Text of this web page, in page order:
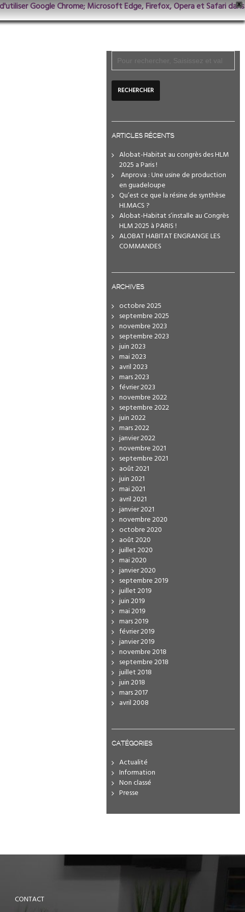
X
Google Chrome; Microsoft Edge, Firefox, Opera et Safari dans
ARTICLES RÉCENTS
Alobat-Habitat au congrès des HLM
2025 a Paris !
️ Anprova : Une usine de production
en guadeloupe
Qu’est ce que la résine de synthèse
HI.MACS ?
Alobat-Habitat s’installe au Congrès
HLM 2025 à PARIS !
ALOBAT HABITAT ENGRANGE LES
COMMANDES
ARCHIVES
octobre 2025
septembre 2025
novembre 2023
septembre 2023
juin 2023
mai 2023
avril 2023
mars 2023
février 2023
novembre 2022
septembre 2022
juin 2022
mars 2022
janvier 2022
novembre 2021
septembre 2021
août 2021
juin 2021
mai 2021
avril 2021
janvier 2021
novembre 2020
octobre 2020
août 2020
juillet 2020
mai 2020
janvier 2020
septembre 2019
juillet 2019
juin 2019
mai 2019
mars 2019
février 2019
janvier 2019
novembre 2018
septembre 2018
juillet 2018
juin 2018
mars 2017
avril 2008
CATÉGORIES
Actualité
Information
Non classé
Presse
CONTACT